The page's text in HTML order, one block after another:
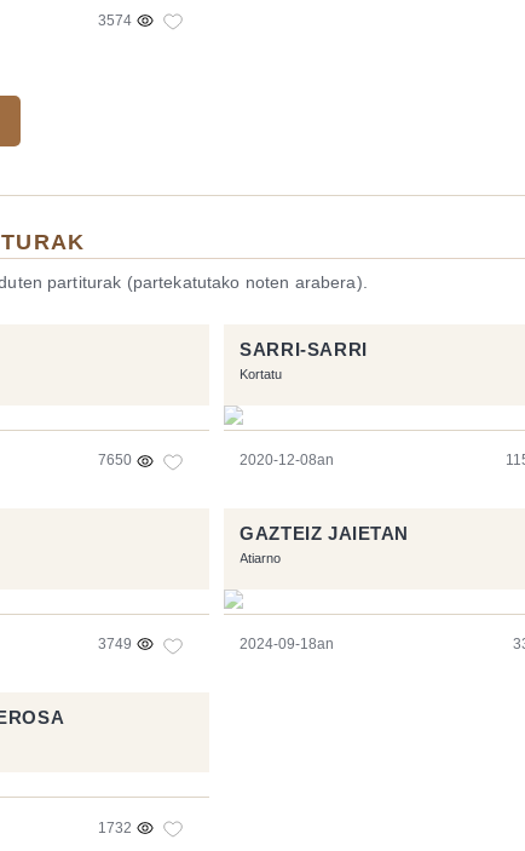
3574
partiturak (partekatutako noten arabera).
7650
SARRI-SARRI
Kortatu
2020-12-08an
3749
GAZTEIZ JAIETAN
Atiarno
2024-09-18an
1732